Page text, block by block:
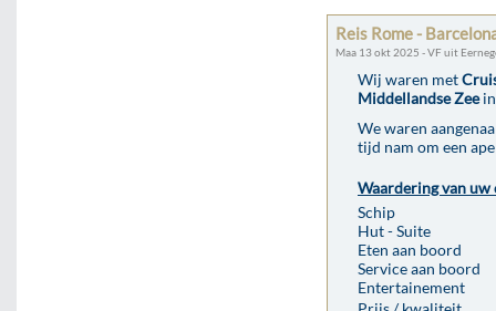
Reis Rome -
Maa 13 okt 2025 - VF uit
Wij waren met
Middellandse Zeein
We waren
tijd nam om een
Waardering van uw
Schip
Hut - Suite
Eten aan boord
Service aan boord
Entertainement